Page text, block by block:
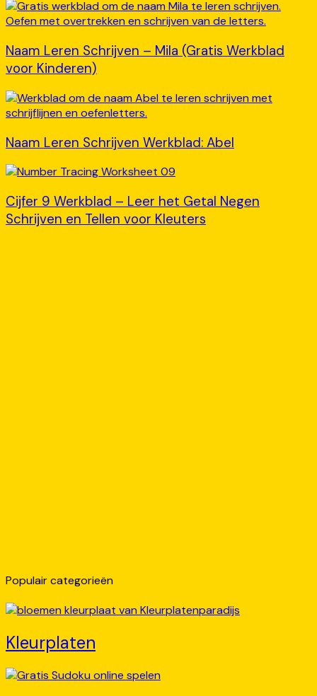
Naam Leren Schrijven – Mila (Gratis Werkblad
voor Kinderen)
Naam Leren Schrijven Werkblad: Abel
Cijfer 9 Werkblad – Leer het Getal Negen
Schrijven en Tellen voor Kleuters
Populair categorieën
Kleurplaten